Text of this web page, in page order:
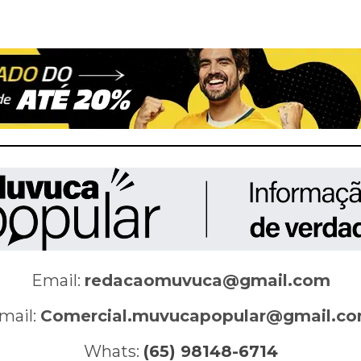
Email: redacaomuvuca@gmail.com
Whats: (65) 98148-6714